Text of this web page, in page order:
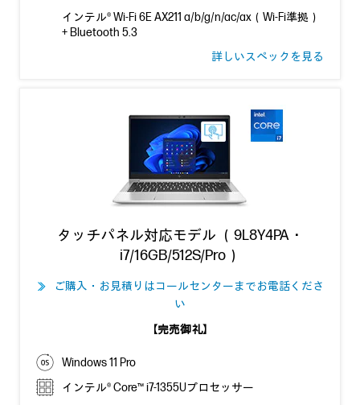
インテル® Wi-Fi 6E AX211 a/b/g/n/ac/ax（Wi-Fi準拠）
+ Bluetooth 5.3
詳しいスペックを見る
タッチパネル対応モデル （9L8Y4PA・
i7/16GB/512S/Pro）
≫
ご購入・お見積りはコールセンターまでお電話くださ
い
【完売御礼】
Windows 11 Pro
インテル® Core™ i7-1355Uプロセッサー